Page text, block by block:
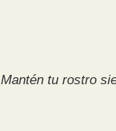
Mantén tu rostro